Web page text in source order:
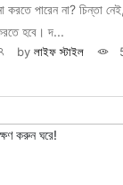
করতে পারেন না? চিন্তা
হবে। দ...
by লাইফ স্টাইল